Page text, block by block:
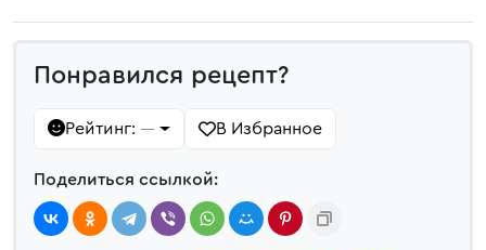
Понравился рецепт?
Рейтинг: — В Избранное
Поделиться ссылкой: